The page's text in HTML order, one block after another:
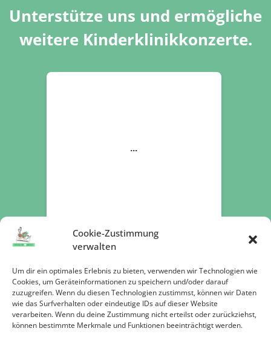
Cookie-Zustimmung
verwalten
Um dir ein optimales Erlebnis zu bieten, verwenden wir Technologien wie
Cookies, um Geräteinformationen zu speichern und/oder darauf
zuzugreifen. Wenn du diesen Technologien zustimmst, können wir Daten
wie das Surfverhalten oder eindeutige IDs auf dieser Website
verarbeiten. Wenn du deine Zustimmung nicht erteilst oder zurückziehst,
können bestimmte Merkmale und Funktionen beeinträchtigt werden.
Unterstütze uns und ermögliche
weitere Kinderklinikkonzerte.
Jetzt spenden